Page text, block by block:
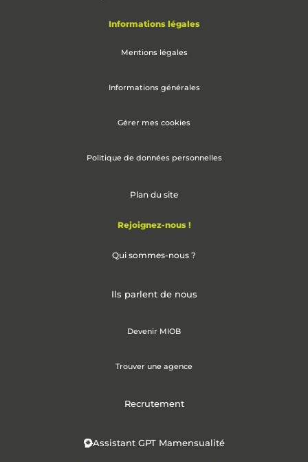
Informations légales
Mentions légales
Informations générales
Gérer mes cookies
Politique de données personnelles
Plan du site
Rejoignez-nous !
Qui sommes-nous ?
Ils parlent de nous
Devenir MIOB
Trouver une agence
Recrutement
Assistant GPT Mamensualité